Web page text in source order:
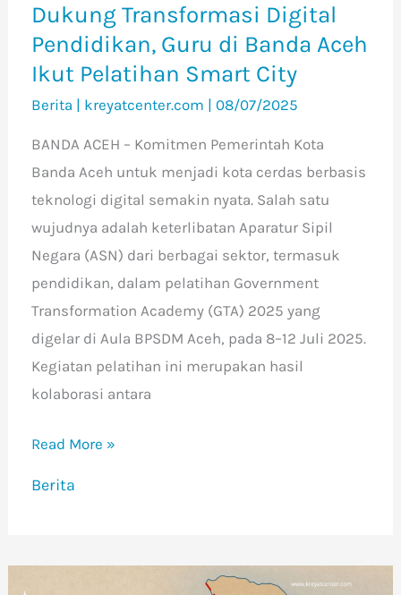
Dukung Transformasi Digital
Pendidikan, Guru di Banda Aceh
Ikut Pelatihan Smart City
Berita | kreyatcenter.com | 08/07/2025
BANDA ACEH – Komitmen Pemerintah Kota
Banda Aceh untuk menjadi kota cerdas berbasis
teknologi digital semakin nyata. Salah satu
wujudnya adalah keterlibatan Aparatur Sipil
Negara (ASN) dari berbagai sektor, termasuk
pendidikan, dalam pelatihan Government
Transformation Academy (GTA) 2025 yang
digelar di Aula BPSDM Aceh, pada 8–12 Juli 2025.
Kegiatan pelatihan ini merupakan hasil
kolaborasi antara
Smart
City
Read More »
Berita